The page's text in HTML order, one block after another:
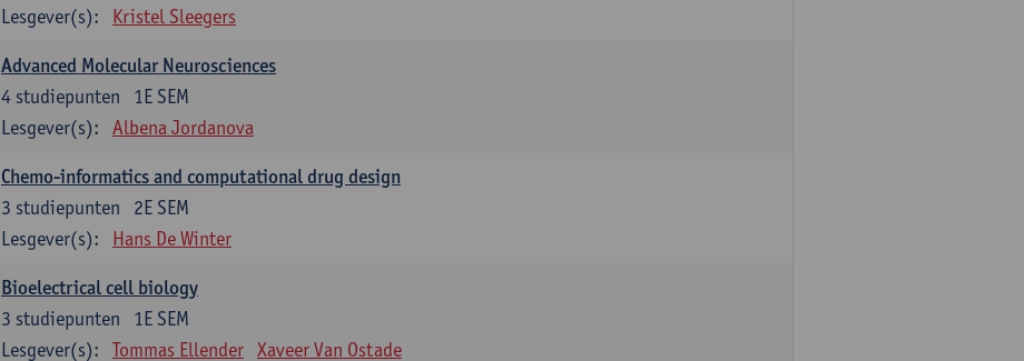
Lesgever(s):
Kristel Sleegers
Advanced Molecular Neurosciences
1E SEM
4 studiepunten
Lesgever(s):
Albena Jordanova
Chemo-informatics and computational drug design
2E SEM
3 studiepunten
Lesgever(s):
Hans De Winter
Bioelectrical cell biology
1E SEM
3 studiepunten
Lesgever(s):
Tommas Ellender Xaveer Van Ostade